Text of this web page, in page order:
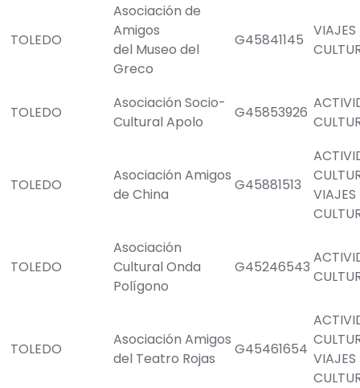
TOLEDO
Asociación de
Amigos
del Museo del
Greco
G45841145
VIAJES
TOLEDO
Asociación Socio-
Cultural Apolo
G45853926
TOLEDO
Asociación Amigos
de China
G45881513
VIAJES
TOLEDO
Asociación
Cultural Onda
Polígono
G45246543
TOLEDO
Asociación Amigos
del Teatro Rojas
G45461654
VIAJES